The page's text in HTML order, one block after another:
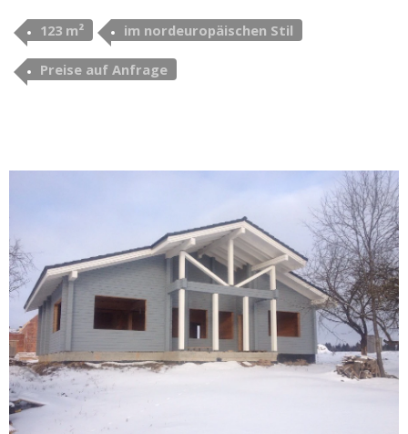
123 m² im nordeuropäischen Stil
Preise auf Anfrage